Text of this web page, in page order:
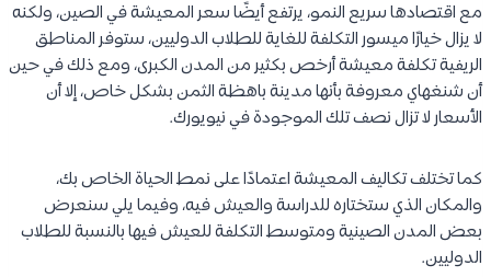
مع اقتصادها سريع النمو، يرتفع أيضًا سعر المعيشة في الصين، ولكنه
لا يزال خيارًا ميسور التكلفة للغاية للطلاب الدوليين، ستوفر المناطق
الريفية تكلفة معيشة أرخص بكثير من المدن الكبرى، ومع ذلك في حين
أن شنغهاي معروفة بأنها مدينة باهظة الثمن بشكل خاص، إلا أن
الأسعار لا تزال نصف تلك الموجودة في نيويورك.
كما تختلف تكاليف المعيشة اعتمادًا على نمط الحياة الخاص بك،
والمكان الذي ستختاره للدراسة والعيش فيه، وفيما يلي سنعرض
بعض المدن الصينية ومتوسط التكلفة للعيش فيها بالنسبة للطلاب
الدوليين.